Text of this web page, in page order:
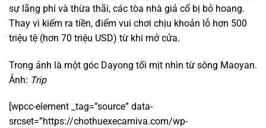
sự lãng phí và thừa thãi, các tòa nhà giả cổ bị bỏ hoang.
Thay vì kiếm ra tiền, điểm vui chơi chịu khoản lỗ hơn 500
triệu tệ (hơn 70 triệu USD) từ khi mở cửa.
Trong ảnh là một góc Dayong tối mịt nhìn từ sông Maoyan.
Ảnh: Trip
[wpcc-element _tag=”source” data-
srcset=”https://chothuexecarniva.com/wp-